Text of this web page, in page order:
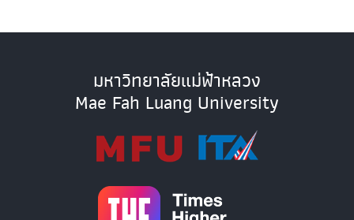
มหาวิทยาลัยแม่ฟ้าหลวง
Mae Fah Luang University